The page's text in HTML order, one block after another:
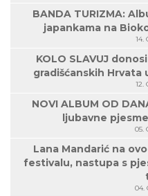
BANDA TURIZMA:
japankama na
14.
KOLO SLAVUJ
gradišćanskih Hrvata
12.
NOVI ALBUM OD
ljubavne
05.
Lana Mandarić na
festivalu, nastupa s
04.